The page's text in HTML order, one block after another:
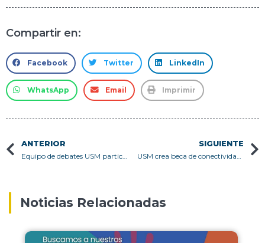
Compartir en:
Facebook Twitter LinkedIn
WhatsApp Email Imprimir
ANTERIOR SIGUIENTE
Noticias Relacionadas